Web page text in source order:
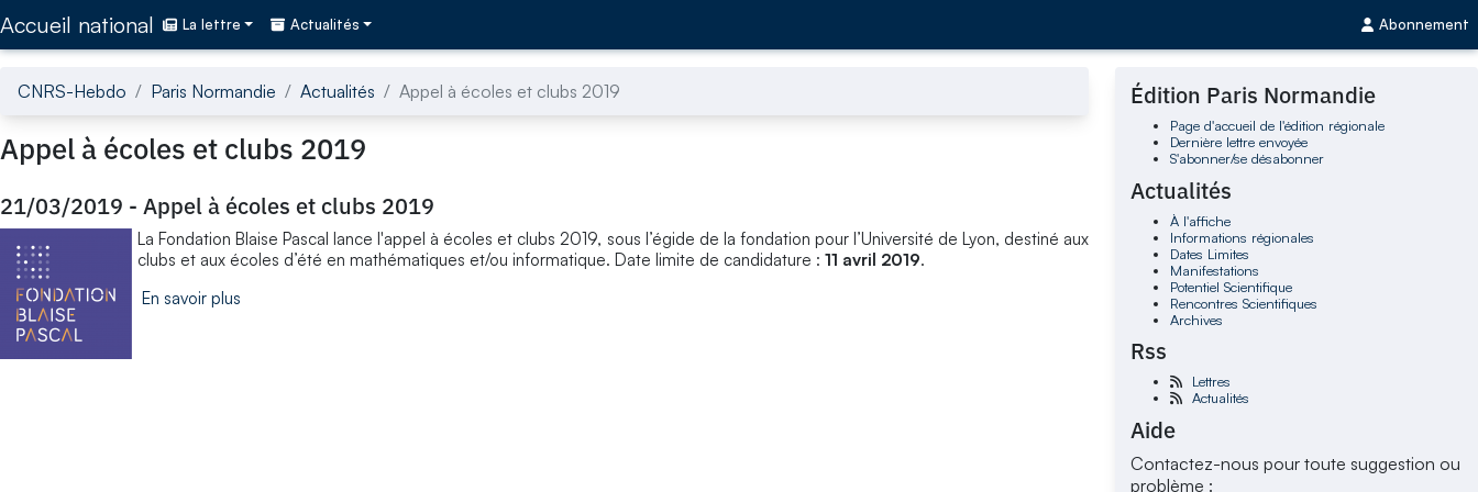
Accueil national La lettre Actualités Abonnement
CNRS-Hebdo Paris Normandie Actualités Appel à écoles et clubs 2019
Appel à écoles et clubs 2019
21/03/2019 - Appel à écoles et clubs 2019
La Fondation Blaise Pascal lance l'appel à écoles et clubs 2019, sous l’égide de la fondation pour l’Université de Lyon, destiné aux
clubs et aux écoles d’été en mathématiques et/ou informatique. Date limite de candidature : 11 avril 2019.
En savoir plus
Édition Paris Normandie
Page d'accueil de l'édition régionale
Dernière lettre envoyée
S'abonner/se désabonner
Actualités
À l'affiche
Informations régionales
Dates Limites
Manifestations
Potentiel Scientifique
Rencontres Scientifiques
Archives
Rss
Lettres
Actualités
Aide
Contactez-nous pour toute suggestion ou
problème :